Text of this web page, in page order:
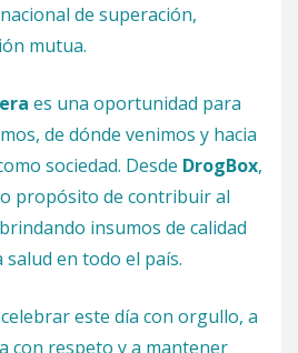
de superación,
mutua.
es una oportunidad para
de dónde venimos y hacia
sociedad. Desde DrogBox,
propósito de contribuir al
insumos de calidad
salud en todo el país.
este día con orgullo, a
con respeto y a mantener